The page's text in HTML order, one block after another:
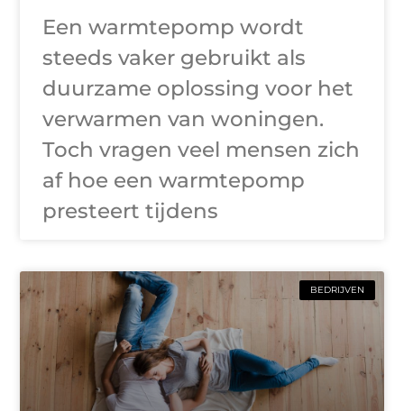
Een warmtepomp wordt
steeds vaker gebruikt als
duurzame oplossing voor het
verwarmen van woningen.
Toch vragen veel mensen zich
af hoe een warmtepomp
presteert tijdens
BEDRIJVEN